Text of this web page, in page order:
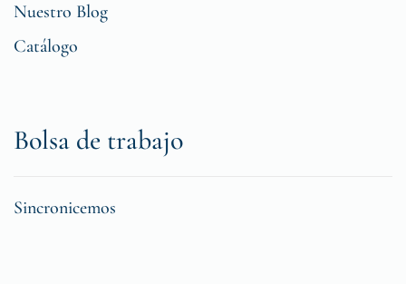
Nuestro Blog
Catálogo
Bolsa de trabajo
Sincronicemos